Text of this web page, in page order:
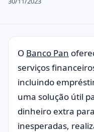
Empréstimo
Imóvel
Legal
O Banco Pan
serviços
incluindo
uma solução útil
dinheiro extra
inesperadas,